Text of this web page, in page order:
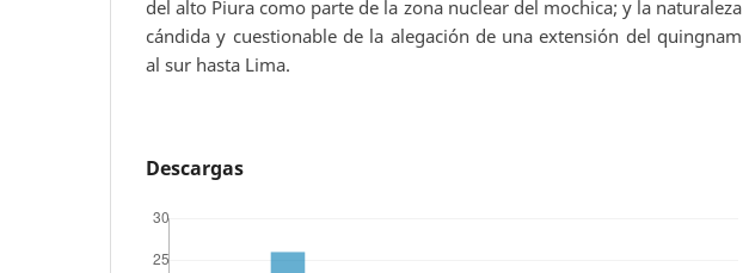
del alto Piura como parte de la zona nuclear del mochica; y la naturaleza
cándida y cuestionable de la alegación de una extensión del quingnam
al sur hasta Lima.
Descargas